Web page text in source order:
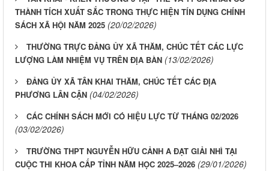
THÀNH TÍCH XUẤT SẮC TRONG THỰC HIỆN TÍN DỤNG CHÍNH
SÁCH XÃ HỘI NĂM 2025 (20/02/2026)
THƯỜNG TRỰC ĐẢNG ỦY XÃ THĂM, CHÚC TẾT CÁC LỰC
LƯỢNG LÀM NHIỆM VỤ TRÊN ĐỊA BÀN (13/02/2026)
ĐẢNG ỦY XÃ TÂN KHAI THĂM, CHÚC TẾT CÁC ĐỊA
PHƯƠNG LÂN CẬN (04/02/2026)
CÁC CHÍNH SÁCH MỚI CÓ HIỆU LỰC TỪ THÁNG 02/2026
(03/02/2026)
TRƯỜNG THPT NGUYỄN HỮU CẢNH A ĐẠT GIẢI NHÌ TẠI
CUỘC THI KHOA CẤP TỈNH NĂM HỌC 2025–2026 (29/01/2026)